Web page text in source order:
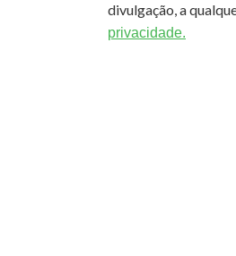
divulgação, a
privacidade.